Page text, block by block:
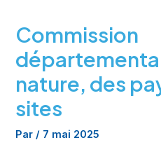
Commission
nature, des
sites
Par / 7 mai 2025